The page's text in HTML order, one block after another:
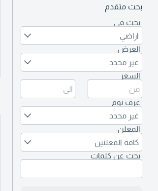
بحث متقدم
بحث في
اراضي
العرض
غير محدد
السعر
عرف نوم
غير محدد
المعلن
كافة المعلنين
بحث عن كلمات